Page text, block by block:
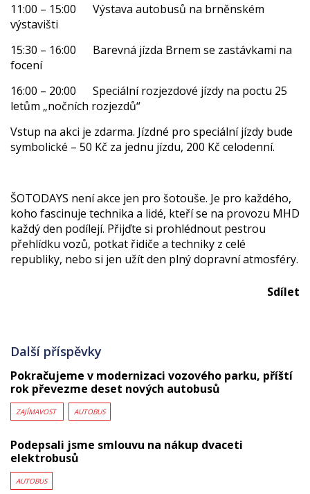
11:00 – 15:00 Výstava autobusů na brněnském
výstavišti
15:30 – 16:00 Barevná jízda Brnem se zastávkami na
focení
16:00 – 20:00 Speciální rozjezdové jízdy na poctu 25
letům „nočních rozjezdů“
Vstup na akci je zdarma. Jízdné pro speciální jízdy bude
symbolické – 50 Kč za jednu jízdu, 200 Kč celodenní.
ŠOTODAYS není akce jen pro šotouše. Je pro každého,
koho fascinuje technika a lidé, kteří se na provozu MHD
každý den podílejí. Přijďte si prohlédnout pestrou
přehlídku vozů, potkat řidiče a techniky z celé
republiky, nebo si jen užít den plný dopravní atmosféry.
Sdílet
Další příspěvky
Pokračujeme v modernizaci vozového parku, příští
rok převezme deset nových autobusů
ZAJÍMAVOST AUTOBUS
Podepsali jsme smlouvu na nákup dvaceti
elektrobusů
AUTOBUS